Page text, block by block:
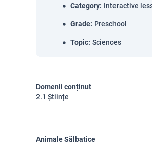
Category: Interactive
Grade: Preschool
Topic: Sciences
Domenii conținut
2.1 Științe
Animale Sălbatice